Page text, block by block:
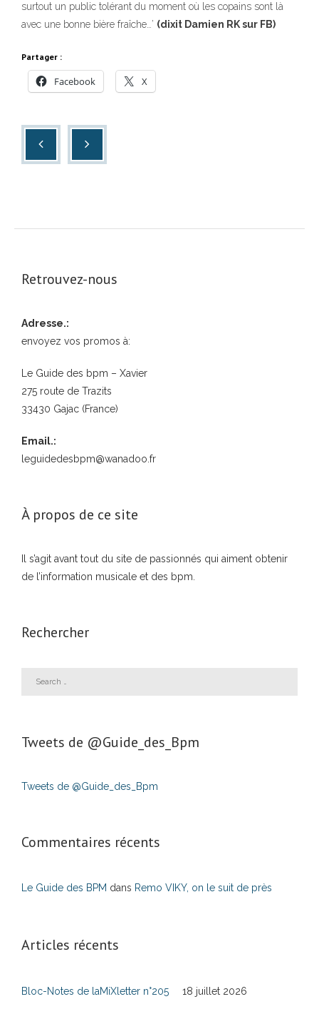
surtout un public tolérant du moment où les copains sont là
avec une bonne bière fraîche…’ (dixit Damien RK sur FB)
Partager :
Facebook X
Retrouvez-nous
Adresse.:
envoyez vos promos à:
Le Guide des bpm – Xavier
275 route de Trazits
33430 Gajac (France)
Email.:
leguidedesbpm@wanadoo.fr
À propos de ce site
Il s’agit avant tout du site de passionnés qui aiment obtenir
de l’information musicale et des bpm.
Rechercher
Tweets de ‎@Guide_des_Bpm
Tweets de @Guide_des_Bpm
Commentaires récents
Le Guide des BPM dans Remo VIKY, on le suit de près
Articles récents
Bloc-Notes de laMiXletter n°205
18 juillet 2026